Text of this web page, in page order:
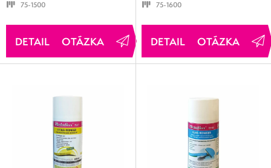
75-1500
OTÁZKA
75-1600
OTÁZKA